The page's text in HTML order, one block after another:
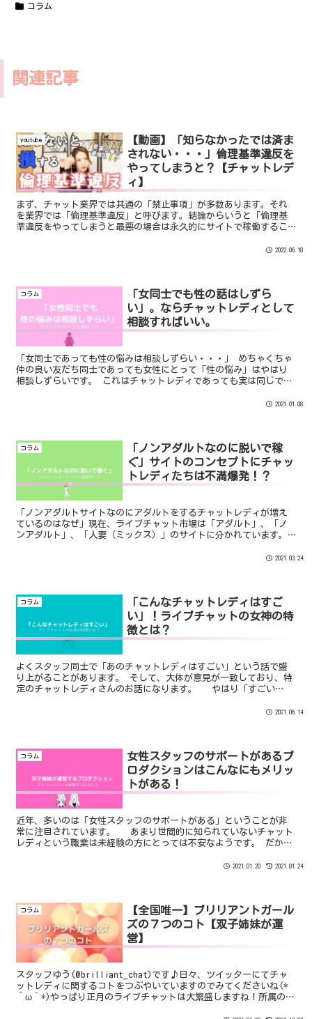
コラム
関連記事
youtube
【動画】「知らなかったでは済ま
されない・・・」倫理基準違反を
やってしまうと？【チャットレデ
ィ】
まず、チャット業界では共通の「禁止事項」が多数あります。それ
を業界では「倫理基準違反」と呼びます。結論からいうと「倫理基
準違反をやってしまうと最悪の場合は永久的にサイトで稼働するこ
2022.06.18
コラム
「女同士でも性の話はしずら
い」。ならチャットレディとして
相談すればいい。
「女同士であっても性の悩みは相談しずらい・・・」 めちゃくちゃ
仲の良い友だち同士であっても女性にとって「性の悩み」はやはり
相談しずらいです。 これはチャットレディであっても実は同じで
ても「性の悩み」について真剣に相談するというのはやっぱり”や2021.01.08
コラム
「ノンアダルトなのに脱いで稼
ぐ」サイトのコンセプトにチャッ
トレディたちは不満爆発！？
「ノンアダルトサイトなのにアダルトをするチャットレディが増え
ているのはなぜ」現在、ライブチャット市場は「アダルト」、「ノ
ンアダルト」、「人妻（ミックス）」のサイトに分かれています。
2021.03.24
コラム
「こんなチャットレディはすご
い」！ライブチャットの女神の特
徴とは？
よくスタッフ同士で「あのチャットレディはすごい」という話で盛
り上がることがあります。 そして、大体が意見が一致しており、特
定のチャットレディさんのお話になります。 やはり「すごい
す。 今回は「こんなチャットレディはすごい」と思う特徴のお話
2021.06.14
コラム
女性スタッフのサポートがあるプ
ロダクションはこんなにもメリッ
トがある！
近年、多いのは「女性スタッフのサポートがある」ということが非
常に注目されています。 あまり世間的に知られていないチャット
レディという職業は未経験の方にとっては不安なようです。 だから
本日は女性スタッフがいるプロダクションのメリットについてま
2021.01.20 2021.01.24
コラム
【全国唯一】ブリリアントガール
ズの７つのコト【双子姉妹が運
営】
スタッフゆう(@brilliant_chat)です♪日々、ツイッターにてチャ
ットレディに関するコトをつぶやいていますのでみてくださいね(*
´ω｀*)やっぱり正月のライブチャットは大繁盛しますね！所属のチ